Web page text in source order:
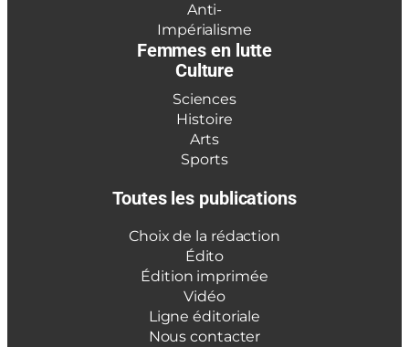
Anti-
Impérialisme
Femmes en lutte
Culture
Sciences
Histoire
Arts
Sports
Toutes les publications
Choix de la rédaction
Édito
Édition imprimée
Vidéo
Ligne éditoriale
Nous contacter